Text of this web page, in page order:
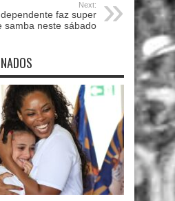
Next:
faz super
samba neste sábado